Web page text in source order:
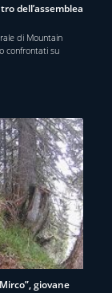
dell’assemblea
di Mountain
confrontati su
giovane